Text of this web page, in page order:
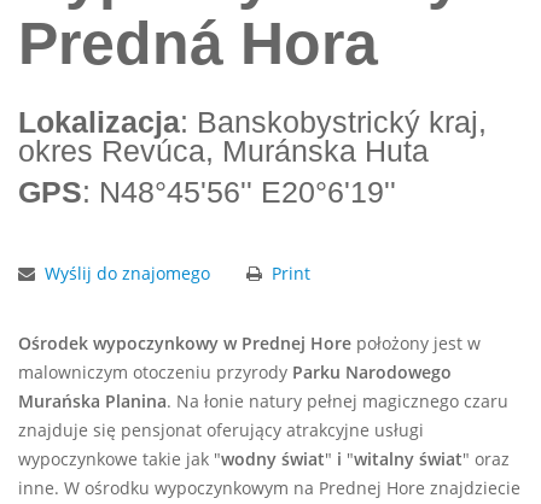
Predná Hora
Lokalizacja: Banskobystrický kraj,
okres Revúca, Muránska Huta
GPS: N48°45'56'' E20°6'19''
Wyślij do znajomego Print
Ośrodek wypoczynkowy w Prednej Hore położony jest w
malowniczym otoczeniu przyrody Parku Narodowego
Murańska Planina. Na łonie natury pełnej magicznego czaru
znajduje się pensjonat oferujący atrakcyjne usługi
wypoczynkowe takie jak "wodny świat" i "witalny świat" oraz
inne. W ośrodku wypoczynkowym na Prednej Hore znajdziecie